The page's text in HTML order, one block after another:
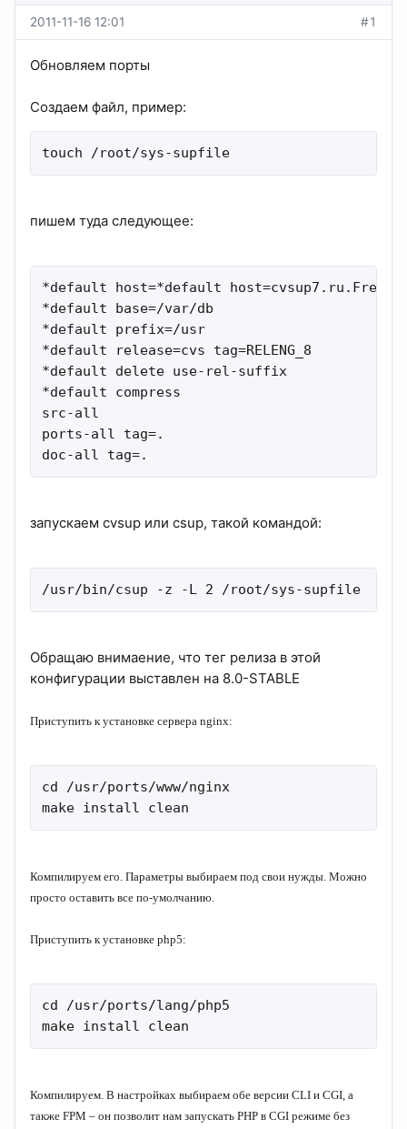
2011-11-16 12:01 #1
Обновляем порты
Создаем файл, пример:
touch /root/sys-supfile
пишем туда следующее:
*default host=*default
*default base=/var/db
*default prefix=/usr
*default release=cvs tag=RELENG_8
*default delete use-rel-suffix
*default compress
src-all
ports-all tag=.
doc-all tag=.
запускаем cvsup или csup, такой командой:
/usr/bin/csup -z -L 2 /root/sys-supfile
Обращаю внимаение, что тег релиза в этой
конфигурации выставлен на 8.0-STABLE
Приступить к установке сервера nginx:
cd /usr/ports/www/nginx
make install clean
Компилируем его. Параметры выбираем под свои нужды. Можно
просто оставить все по-умолчанию.
Приступить к установке php5:
cd /usr/ports/lang/php5
make install clean
Компилируем. В настройках выбираем обе версии CLI и CGI, а
также FPM – он позволит нам запускать PHP в CGI режиме без